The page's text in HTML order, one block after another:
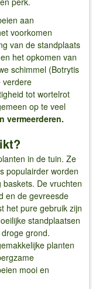
aan
voorkomen
van de standplaats
het opkomen van
schimmel (Botrytis
verdere
tot wortelrot
op te veel
vermeerderen.
in de tuin. Ze
populairder worden
De vruchten
en de gevreesde
het pure gebruik zijn
standplaatsen
grond.
planten
mooi en